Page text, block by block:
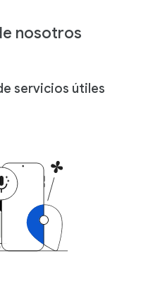
nosotros
servicios útiles